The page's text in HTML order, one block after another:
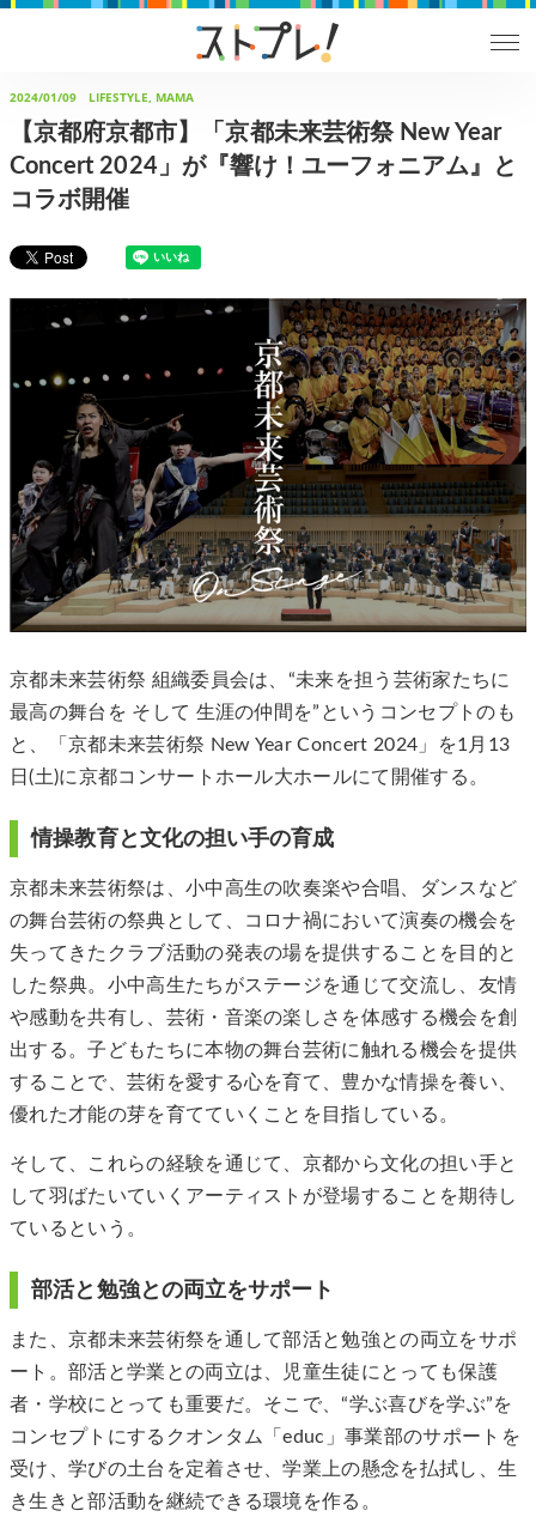
2024/01/09 LIFESTYLE, MAMA
【京都府京都市】「京都未来芸術祭 New Year
Concert 2024」が『響け！ユーフォニアム』と
コラボ開催
京都未来芸術祭 組織委員会は、“未来を担う芸術家たちに
最高の舞台を そして 生涯の仲間を”というコンセプトのも
と、「京都未来芸術祭 New Year Concert 2024」を1月13
日(土)に京都コンサートホール大ホールにて開催する。
情操教育と文化の担い手の育成
京都未来芸術祭は、小中高生の吹奏楽や合唱、ダンスなど
の舞台芸術の祭典として、コロナ禍において演奏の機会を
失ってきたクラブ活動の発表の場を提供することを目的と
した祭典。小中高生たちがステージを通じて交流し、友情
や感動を共有し、芸術・音楽の楽しさを体感する機会を創
出する。子どもたちに本物の舞台芸術に触れる機会を提供
することで、芸術を愛する心を育て、豊かな情操を養い、
優れた才能の芽を育てていくことを目指している。
そして、これらの経験を通じて、京都から文化の担い手と
して羽ばたいていくアーティストが登場することを期待し
ているという。
部活と勉強との両立をサポート
また、京都未来芸術祭を通して部活と勉強との両立をサポ
ート。部活と学業との両立は、児童生徒にとっても保護
者・学校にとっても重要だ。そこで、“学ぶ喜びを学ぶ”を
コンセプトにするクオンタム「educ」事業部のサポートを
受け、学びの土台を定着させ、学業上の懸念を払拭し、生
き生きと部活動を継続できる環境を作る。